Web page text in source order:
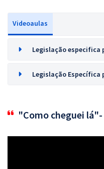
Videoaulas
Legislação especifica
Legislação Específica
"Como cheguei